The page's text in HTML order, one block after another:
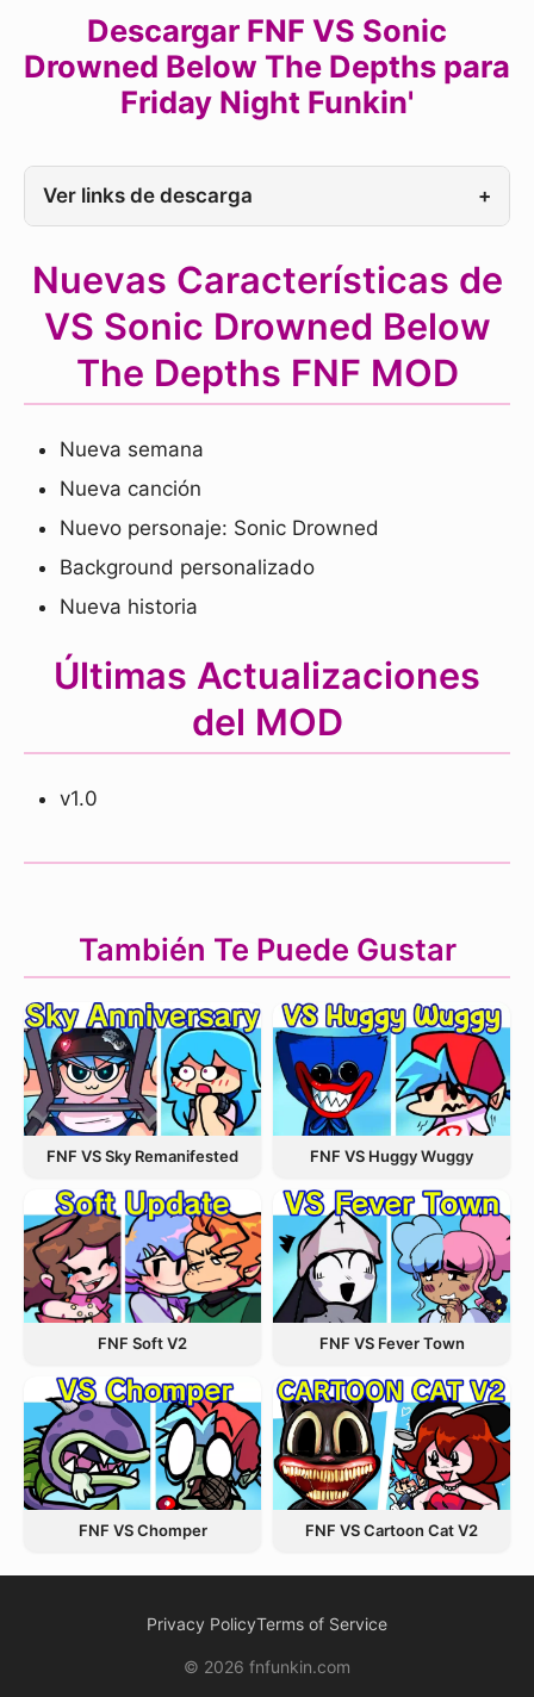
Descargar FNF VS Sonic
Drowned Below The Depths para
Friday Night Funkin'
Ver links de descarga +
Nuevas Características de
VS Sonic Drowned Below
The Depths FNF MOD
Nueva semana
Nueva canción
Nuevo personaje: Sonic Drowned
Background personalizado
Nueva historia
Últimas Actualizaciones
del MOD
v1.0
También Te Puede Gustar
FNF VS Sky Remanifested FNF VS Huggy Wuggy
FNF Soft V2 FNF VS Fever Town
FNF VS Chomper FNF VS Cartoon Cat V2
Privacy PolicyTerms of Service
© 2026 fnfunkin.com